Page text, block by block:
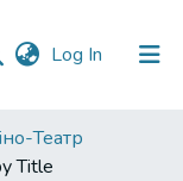
Log In (current)
Театр
Title